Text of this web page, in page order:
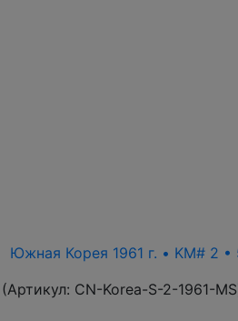
Южная Корея 1961 г. • KM# 2
(Артикул: CN-Korea-S-2-1961-MS